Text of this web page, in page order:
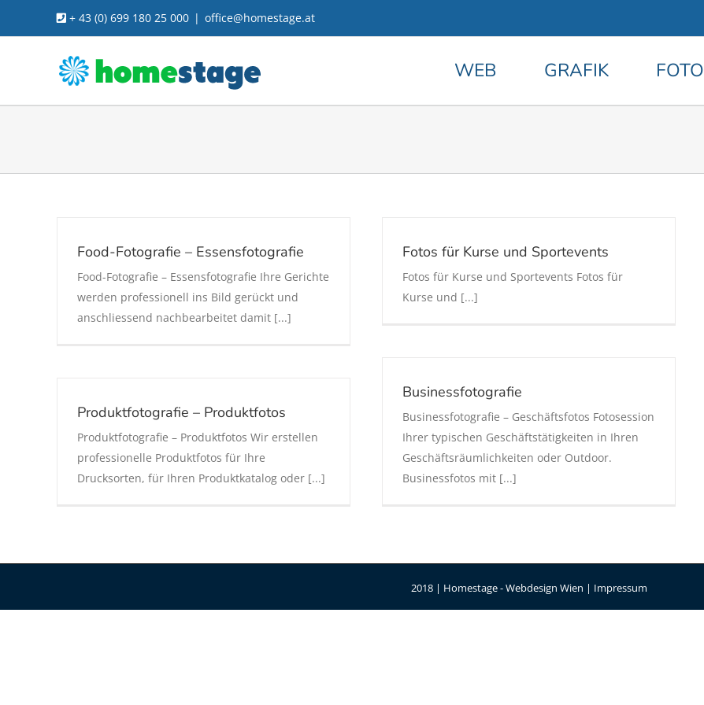
+ 43 (0) 699 180 25 000 | office@homestage.at
WEB GRAFIK FOTO
Food-Fotografie – Essensfotografie
Food-Fotografie – Essensfotografie Ihre Gerichte
werden professionell ins Bild gerückt und
anschliessend nachbearbeitet damit [...]
Fotos für Kurse und Sportevents
Fotos für Kurse und Sportevents Fotos für
Kurse und [...]
Businessfotografie
Businessfotografie – Geschäftsfotos Fotosession
Ihrer typischen Geschäftstätigkeiten in Ihren
Geschäftsräumlichkeiten oder Outdoor.
Businessfotos mit [...]
Produktfotografie – Produktfotos
Produktfotografie – Produktfotos Wir erstellen
professionelle Produktfotos für Ihre
Drucksorten, für Ihren Produktkatalog oder [...]
2018 | Homestage -Webdesign Wien | Impressum